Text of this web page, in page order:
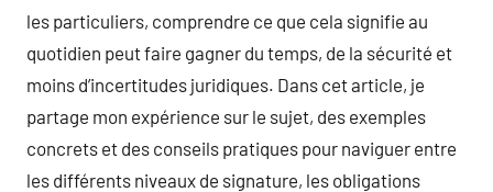
les particuliers, comprendre ce que cela signifie au
quotidien peut faire gagner du temps, de la sécurité et
moins d’incertitudes juridiques. Dans cet article, je
partage mon expérience sur le sujet, des exemples
concrets et des conseils pratiques pour naviguer entre
les différents niveaux de signature, les obligations